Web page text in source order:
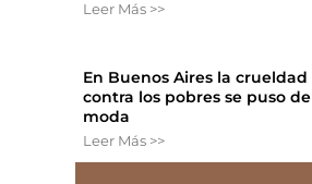
Leer Más >>
En Buenos Aires la crueldad
contra los pobres se puso de
moda
Leer Más >>